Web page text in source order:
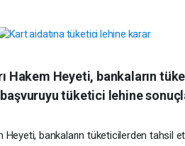
Hakem Heyeti, bankaların
tüketici lehine
bankaların tüketicilerden tahsil